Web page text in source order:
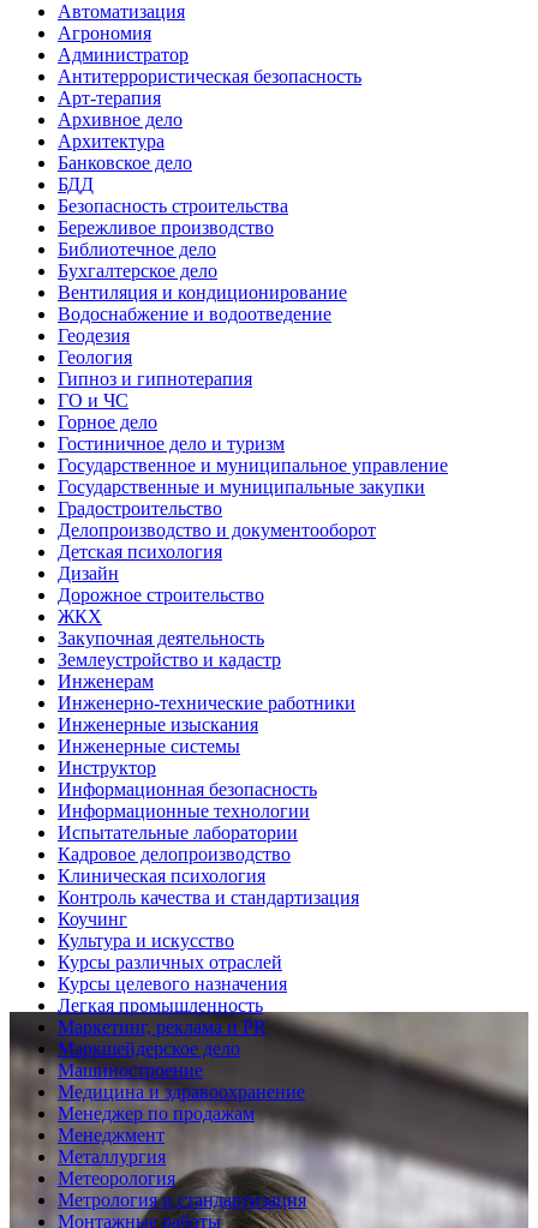
Автоматизация
Агрономия
Администратор
Антитеррористическая безопасность
Арт-терапия
Архивное дело
Архитектура
Банковское дело
БДД
Безопасность строительства
Бережливое производство
Библиотечное дело
Бухгалтерское дело
Вентиляция и кондиционирование
Водоснабжение и водоотведение
Геодезия
Геология
Гипноз и гипнотерапия
ГО и ЧС
Горное дело
Гостиничное дело и туризм
Государственное и муниципальное управление
Государственные и муниципальные закупки
Градостроительство
Делопроизводство и документооборот
Детская психология
Дизайн
Дорожное строительство
ЖКХ
Закупочная деятельность
Землеустройство и кадастр
Инженерам
Инженерно-технические работники
Инженерные изыскания
Инженерные системы
Инструктор
Информационная безопасность
Информационные технологии
Испытательные лаборатории
Кадровое делопроизводство
Клиническая психология
Контроль качества и стандартизация
Коучинг
Культура и искусство
Курсы различных отраслей
Курсы целевого назначения
Легкая промышленность
Маркетинг, реклама и PR
Маркшейдерское дело
Машиностроение
Медицина и здравоохранение
Менеджер по продажам
Менеджмент
Металлургия
Метеорология
Метрология и стандартизация
Монтажные работы